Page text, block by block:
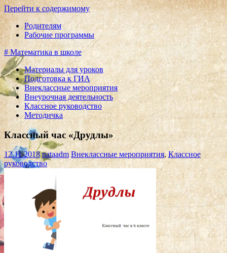
Перейти к содержимому
Родителям
Рабочие программы
# Математика в школе
Материалы для уроков
Подготовка к ГИА
Внеклассные мероприятия
Внеурочная деятельность
Классное руководство
Методичка
Классный час «Друдлы»
12.11.2018 nataadm Внеклассные мероприятия,Классное
руководство